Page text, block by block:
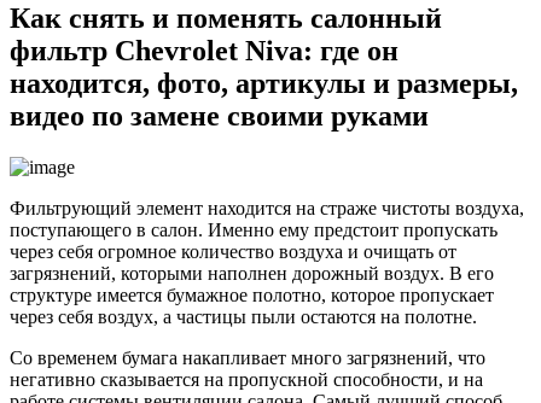
Как снять и поменять салонный
фильтр Chevrolet Niva: где он
находится, фото, артикулы и размеры,
видео по замене своими руками
Фильтрующий элемент находится на страже чистоты воздуха,
поступающего в салон. Именно ему предстоит пропускать
через себя огромное количество воздуха и очищать от
загрязнений, которыми наполнен дорожный воздух. В его
структуре имеется бумажное полотно, которое пропускает
через себя воздух, а частицы пыли остаются на полотне.
Со временем бумага накапливает много загрязнений, что
негативно сказывается на пропускной способности, и на